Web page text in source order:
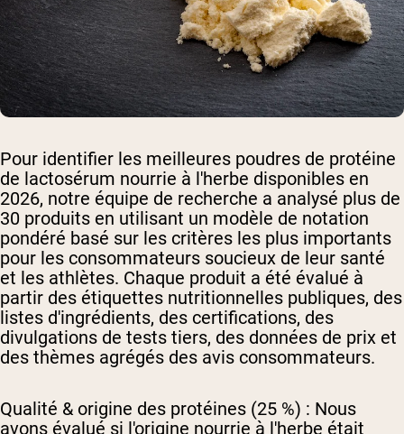
Pour identifier les meilleures poudres de protéine
de lactosérum nourrie à l'herbe disponibles en
2026, notre équipe de recherche a analysé plus de
30 produits en utilisant un modèle de notation
pondéré basé sur les critères les plus importants
pour les consommateurs soucieux de leur santé
et les athlètes. Chaque produit a été évalué à
partir des étiquettes nutritionnelles publiques, des
listes d'ingrédients, des certifications, des
divulgations de tests tiers, des données de prix et
des thèmes agrégés des avis consommateurs.
Qualité & origine des protéines (25 %) : Nous
avons évalué si l'origine nourrie à l'herbe était